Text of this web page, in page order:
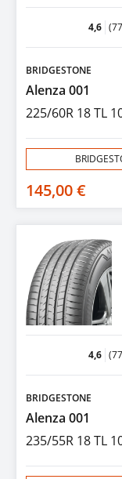
4,6
BRIDGESTONE
Alenza 001
225/60R 18 TL
145,00 €
4,6
BRIDGESTONE
Alenza 001
235/55R 18 TL